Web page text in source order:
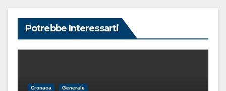
Potrebbe Interessarti
Cronaca Generale